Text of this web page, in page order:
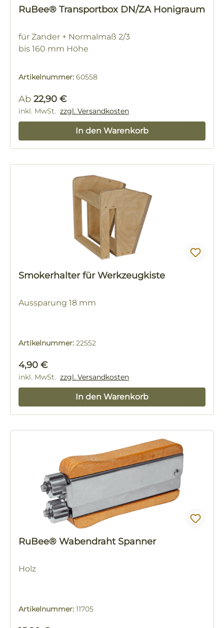
RuBee® Transportbox DN/ZA Honigraum
für Zander + Normalmaß 2/3
bis 160 mm Höhe
Artikelnummer: 60558
Regulärer Preis:
Ab 22,90 €
inkl. MwSt. zzgl. Versandkosten
In den Warenkorb
Smokerhalter für Werkzeugkiste
Aussparung 18 mm
Artikelnummer: 22552
Regulärer Preis:
4,90 €
inkl. MwSt. zzgl. Versandkosten
In den Warenkorb
RuBee® Wabendraht Spanner
Holz
Artikelnummer: 11705